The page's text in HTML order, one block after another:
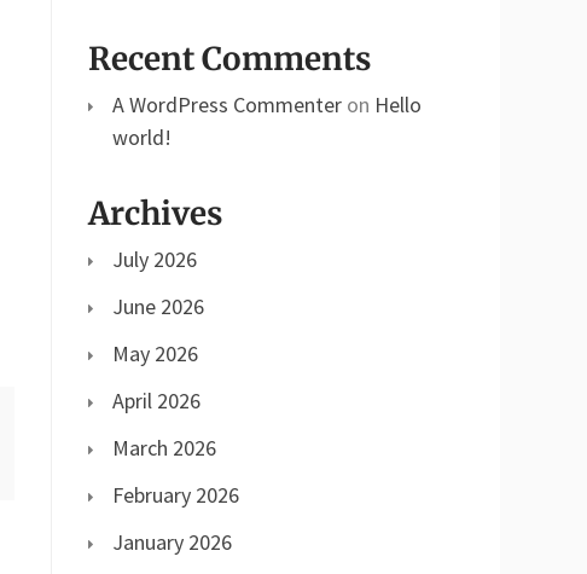
Recent Comments
A WordPress Commenter on Hello
world!
Archives
July 2026
June 2026
May 2026
April 2026
March 2026
February 2026
January 2026